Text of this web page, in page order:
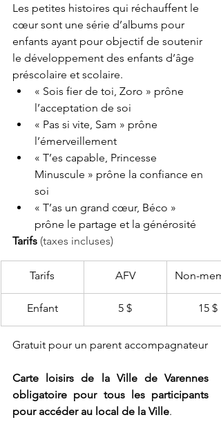
Les petites histoires qui réchauffent le
cœur sont une série d’albums pour
enfants ayant pour objectif de soutenir
le développement des enfants d’âge
préscolaire et scolaire.
« Sois fier de toi, Zoro » prône
l’acceptation de soi
« Pas si vite, Sam » prône
l’émerveillement
« T’es capable, Princesse
Minuscule » prône la confiance en
soi
« T’as un grand cœur, Béco »
prône le partage et la générosité
Tarifs (taxes incluses)
Tarifs AFV Non-
Enfant 5 $ 15 $
Gratuit pour un parent accompagnateur
Carte loisirs de la Ville de Varennes
obligatoire pour tous les participants
pour accéder au local de la Ville.